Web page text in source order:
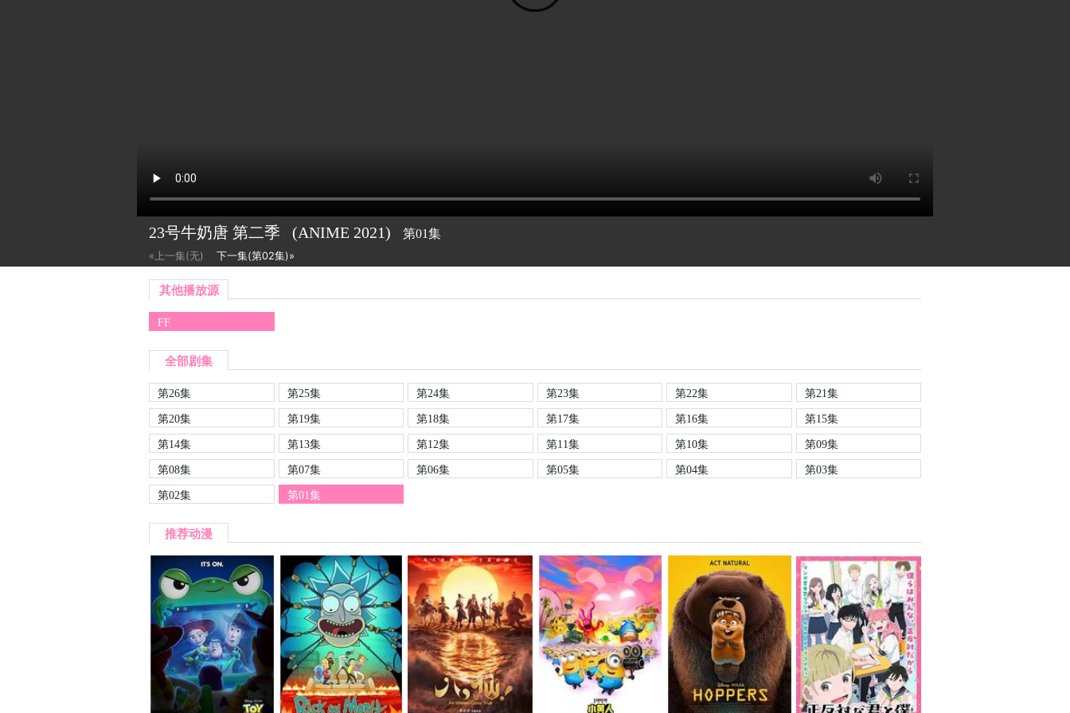
23号牛奶唐 第二季 (ANIME 2021) 第01集
«上一集(无) 下一集(第02集)»
其他播放源
FF
全部剧集
第26集 第25集 第24集 第23集 第22集
第21集
第20集
第19集 第18集 第17集 第16集
第15集
第14集
第13集 第12集 第11集 第10集
第09集
第08集
第07集 第06集 第05集 第04集
第03集
第02集
第01集
推荐动漫